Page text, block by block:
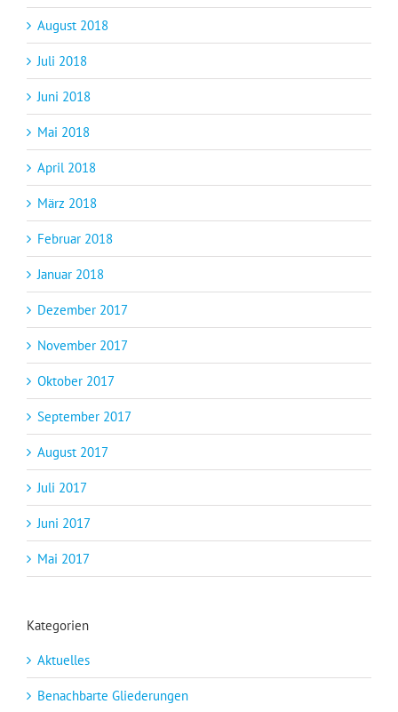
August 2018
Juli 2018
Juni 2018
Mai 2018
April 2018
März 2018
Februar 2018
Januar 2018
Dezember 2017
November 2017
Oktober 2017
September 2017
August 2017
Juli 2017
Juni 2017
Mai 2017
Kategorien
Aktuelles
Benachbarte Gliederungen